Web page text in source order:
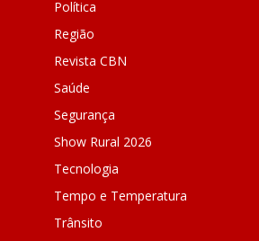
Política
Região
Revista CBN
Saúde
Segurança
Show Rural 2026
Tecnologia
Tempo e Temperatura
Trânsito